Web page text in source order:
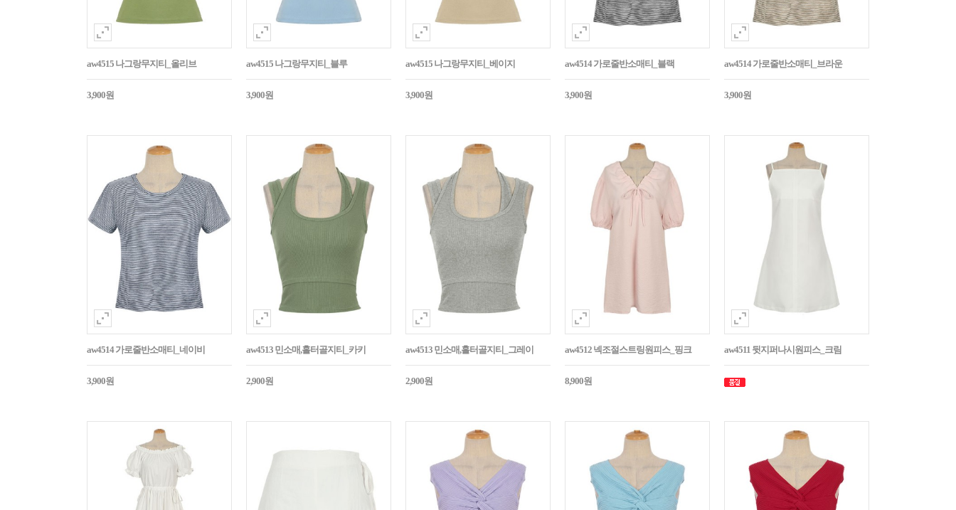
aw4515 나그랑무지티_올리브
3,900원
aw4515 나그랑무지티_블루
3,900원
aw4515 나그랑무지티_베이지
3,900원
aw4514 가로줄반소매티_블랙
3,900원
aw4514 가로줄반소매티_브라운
3,900원
aw4514 가로줄반소매티_네이비
3,900원
aw4513 민소매,홀터골지티_카키
2,900원
aw4513 민소매,홀터골지티_그레이
2,900원
aw4512 넥조절스트링원피스_핑크
8,900원
aw4511 뒷지퍼나시원피스_크림